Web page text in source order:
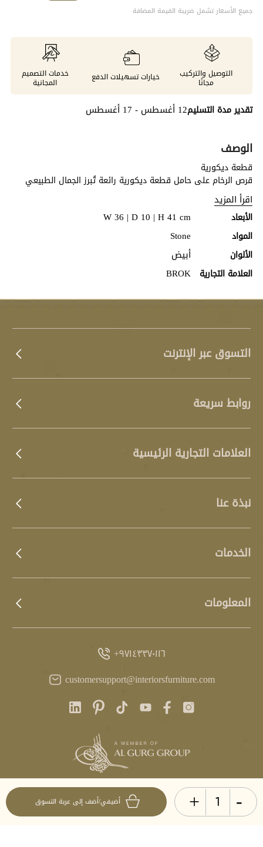
جميع الأسعار تشمل ضريبة القيمة المضافة
-
+ أضيفي/أضف إلى عربة التسوق
التوصيل والتركيب
مجانًا خيارات تسهيلات الدفع خدمات التصميم
المجانية
تقدير مدة التسليم12 أغسطس - 17 أغسطس
الوصف
قطعة ديكورية
قرص الرخام على حامل قطعة ديكورية رائعة تُبرز الجمال الطبيعي
للرخام الأصلي. يكشف شكله الدائري الأملس عن أنماط عروق فريدة،
مثبتة على حامل متين يُعزز من طابعه النحتي. مثالي للكونسولات
والأرفف ومناطق العرض، ويضفي أناقة راقية تُشبه صالات العرض
على أي ديكور داخلي. لمسة خالدة تجمع بين الفن والملمس والرقي
العصري.
اقرأ المزيد
الأبعاد W 36 | D 10 | H 41 cm
المواد Stone
الألوان أبيض
العلامة التجارية BROK
التسوق عبر الإنترنت
روابط سريعة
العلامات التجارية الرئيسية
نبذة عنا
الخدمات
المعلومات
٩٧١٤٣٣٧٠١١٦+
customersupport@interiorsfurniture.com
آخر تحديث
٠١:٣٠ GST، ٧ أغسطس ٢٠٢٦